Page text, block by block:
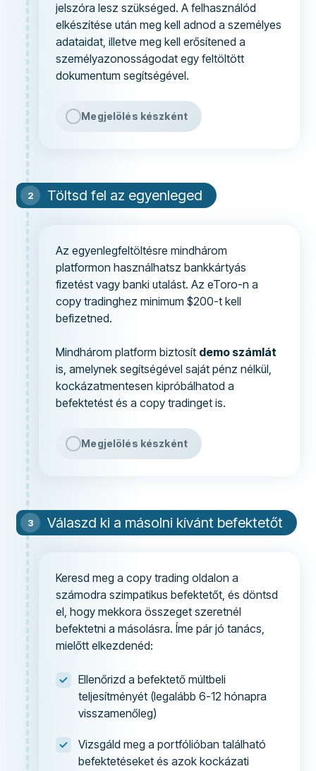
jelszóra lesz szükséged. A felhasználód
elkészítése után meg kell adnod a személyes
adataidat, illetve meg kell erősítened a
személyazonosságodat egy feltöltött
dokumentum segítségével.
Megjelölés készként
Töltsd fel az egyenleged
Az egyenlegfeltöltésre mindhárom
platformon használhatsz bankkártyás
fizetést vagy banki utalást. Az eToro-n a
copy tradinghez minimum $200-t kell
befizetned.
Mindhárom platform biztosít demo számlát
is, amelynek segítségével saját pénz nélkül,
kockázatmentesen kipróbálhatod a
befektetést és a copy tradinget is.
Megjelölés készként
Válaszd ki a másolni kívánt befektetőt
Keresd meg a copy trading oldalon a
számodra szimpatikus befektetőt, és döntsd
el, hogy mekkora összeget szeretnél
befektetni a másolásra. Íme pár jó tanács,
mielőtt elkezdenéd:
Ellenőrizd a befektető múltbeli
teljesítményét (legalább 6-12 hónapra
visszamenőleg)
Vizsgáld meg a portfólióban található
befektetéseket és azok kockázati